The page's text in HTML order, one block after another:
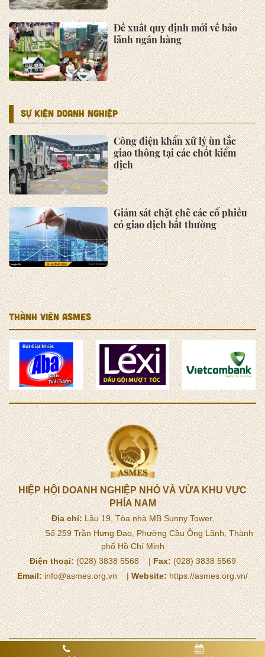
Chương trình trưng bày và giới
thiệu sản phẩm Hàn Quốc “K-
GOODS PRODUCT SHOWCASE
2022”
CƠ HỘI GIAO THƯƠNG
Khảo sát Cơ chế Tự chứng nhận
xuất xứ toàn ASEAN (AWSC) -
do Trung tâm Thương mại Quốc
tế (ITC) phối hợp cùng Ban Thư
ký ASEAN (ASEC) triển khai
Hơn 350 doanh nghiệp tham dự
Triển lãm Quốc tế HCMC
FOODEX 2025
Thư ngỏ cũng cấp các sản phẩm
tài chính - ngân hàng của
Vietcombank
Mời tham dự Diễn đàn Phát
triển bền vững Kết nối giao
thương Việt Nam - Singapore
2025
VĂN BẢN & CHÍNH SÁCH
Hội thảo "Một số vấn đề trong
thực thi bảo hộ quyền sở hữu trí
tuệ" ngày 10/10/2025 tại Khách
sạn Sheraton Saigon Grand
Opera
Hội thảo khoa học "Chủ tịch Hồ
Chí Minh với Doanh nghiệp,
Doanh nhân - Từ ký ức đến khát
vọng vươn mình kiến quốc"
ngày 01/10/2025
Sắp diễn ra tọa đàm "Hộ kinh
doanh trước vấn nạn hàng giả và
tuân thủ thuế"